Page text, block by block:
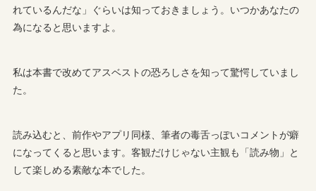
れているんだな」ぐらいは知っておきましょう。いつかあなたの
為になると思いますよ。
私は本書で改めてアスベストの恐ろしさを知って驚愕していまし
た。
読み込むと、前作やアプリ同様、筆者の毒舌っぽいコメントが癖
になってくると思います。客観だけじゃない主観も「読み物」と
して楽しめる素敵な本でした。